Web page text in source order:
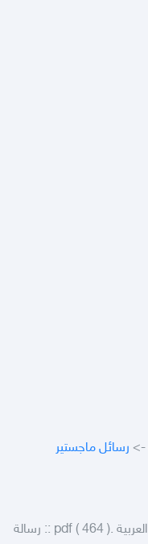
-> رسائل ماجستير
رسائل ماجستير ،رسائل دكتوراه في اللغة العربية .pdf ( 464 ) :: رسالة